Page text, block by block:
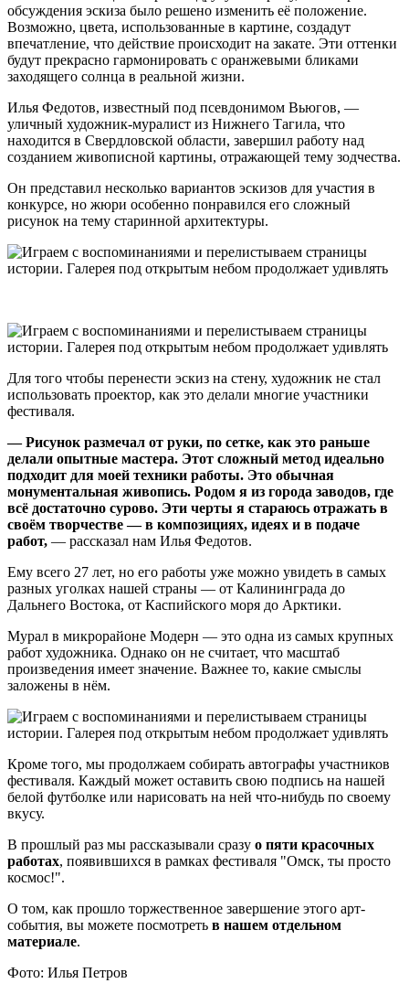
обсуждения эскиза было решено изменить её положение.
Возможно, цвета, использованные в картине, создадут
впечатление, что действие происходит на закате. Эти оттенки
будут прекрасно гармонировать с оранжевыми бликами
заходящего солнца в реальной жизни.
Илья Федотов, известный под псевдонимом Вьюгов, —
уличный художник-муралист из Нижнего Тагила, что
находится в Свердловской области, завершил работу над
созданием живописной картины, отражающей тему зодчества.
Он представил несколько вариантов эскизов для участия в
конкурсе, но жюри особенно понравился его сложный
рисунок на тему старинной архитектуры.
Для того чтобы перенести эскиз на стену, художник не стал
использовать проектор, как это делали многие участники
фестиваля.
— Рисунок размечал от руки, по сетке, как это раньше
делали опытные мастера. Этот сложный метод идеально
подходит для моей техники работы. Это обычная
монументальная живопись. Родом я из города заводов, где
всё достаточно сурово. Эти черты я стараюсь отражать в
своём творчестве — в композициях, идеях и в подаче
работ, — рассказал нам Илья Федотов.
Ему всего 27 лет, но его работы уже можно увидеть в самых
разных уголках нашей страны — от Калининграда до
Дальнего Востока, от Каспийского моря до Арктики.
Мурал в микрорайоне Модерн — это одна из самых крупных
работ художника. Однако он не считает, что масштаб
произведения имеет значение. Важнее то, какие смыслы
заложены в нём.
Кроме того, мы продолжаем собирать автографы участников
фестиваля. Каждый может оставить свою подпись на нашей
белой футболке или нарисовать на ней что-нибудь по своему
вкусу.
В прошлый раз мы рассказывали сразу о пяти красочных
работах, появившихся в рамках фестиваля "Омск, ты просто
космос!".
О том, как прошло торжественное завершение этого арт-
события, вы можете посмотреть в нашем отдельном
материале.
Фото: Илья Петров